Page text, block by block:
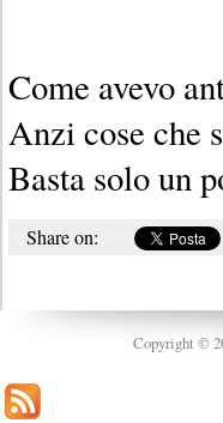
Come avevo
Anzi cose che
Basta solo un
Share on:
Copyright ©